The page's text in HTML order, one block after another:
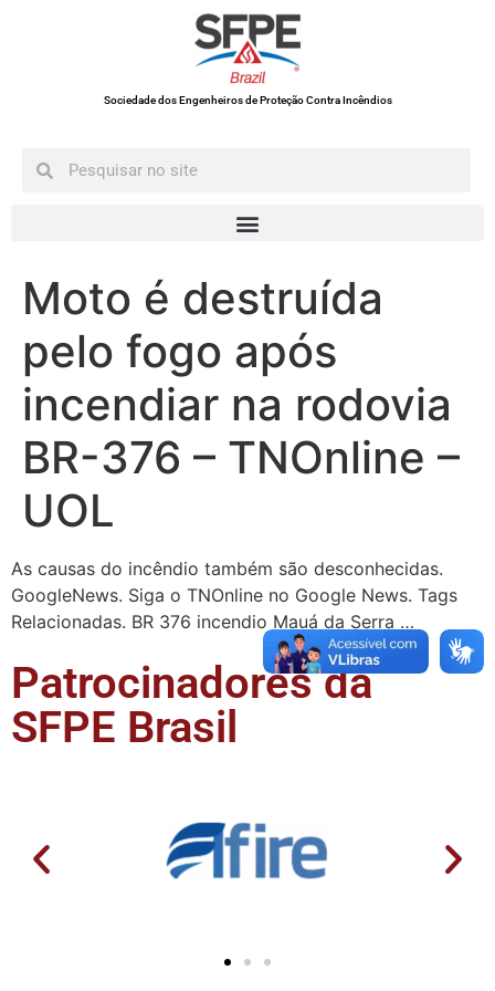
Sociedade dos Engenheiros de Proteção Contra Incêndios
Moto é destruída
pelo fogo após
incendiar na rodovia
BR-376 – TNOnline –
UOL
As causas do incêndio também são desconhecidas.
GoogleNews. Siga o TNOnline no Google News. Tags
Relacionadas. BR 376 incendio Mauá da Serra …
Patrocinadores da
SFPE Brasil